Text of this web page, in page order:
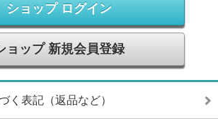
ショップ ログイン
ョップ 新規会員登録
く表記（返品など）